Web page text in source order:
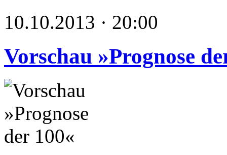
10.10.2013 · 20:00
Vorschau »Prognose